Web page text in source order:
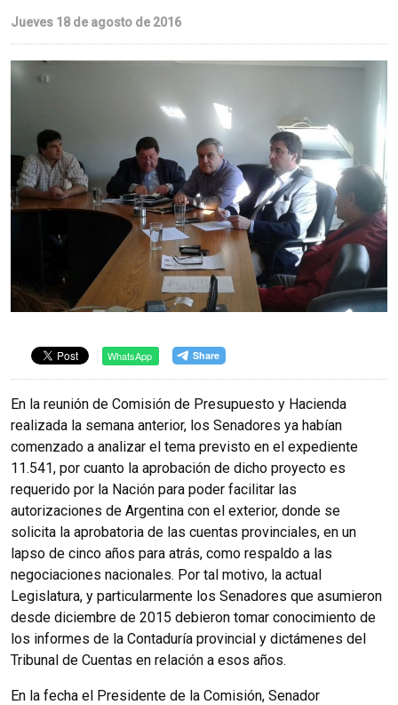
Jueves 18 de agosto de 2016
WhatsApp
En la reunión de Comisión de Presupuesto y Hacienda
realizada la semana anterior, los Senadores ya habían
comenzado a analizar el tema previsto en el expediente
11.541, por cuanto la aprobación de dicho proyecto es
requerido por la Nación para poder facilitar las
autorizaciones de Argentina con el exterior, donde se
solicita la aprobatoria de las cuentas provinciales, en un
lapso de cinco años para atrás, como respaldo a las
negociaciones nacionales. Por tal motivo, la actual
Legislatura, y particularmente los Senadores que asumieron
desde diciembre de 2015 debieron tomar conocimiento de
los informes de la Contaduría provincial y dictámenes del
Tribunal de Cuentas en relación a esos años.
En la fecha el Presidente de la Comisión, Senador